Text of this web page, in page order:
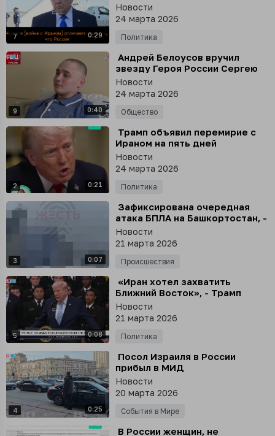
7 0:29
России с Украиной
Новости
24 марта 2026
Политика
9 0:40
⁣ Андрей Белоусов вручил
звезду Героя России Сергею
Ярашеву, который 68 дней в
одиночку удерживал позиции в
Новости
24 марта 2026
Общество
2 0:21
⁣ Трамп объявил перемирие с
Ираном на пять дней
Новости
24 марта 2026
Политика
3 0:07
⁣ Зафиксирована очередная
атака БПЛА на Башкортостан, -
Радий Хабиров
Новости
21 марта 2026
Происшествия
5 0:08
⁣ «Иран хотел захватить
Ближний Восток», - Трамп
назвал новую причину войны с
Ираном
Новости
21 марта 2026
Политика
4 0:25
⁣ Посол Израиля в России
прибыл в МИД
Новости
20 марта 2026
События в Мире
⁣ В России женщин, не